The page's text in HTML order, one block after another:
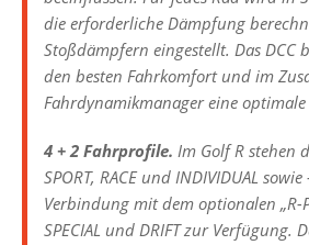
die erforderliche Dämpfung
Stoßdämpfern eingestellt. Das DCC
den besten Fahrkomfort und im
Fahrdynamikmanager eine
4 + 2 Fahrprofile. Im Golf R stehen
SPORT, RACE und INDIVIDUAL
Verbindung mit dem optionalen „R-
SPECIAL und DRIFT zur Verfügung.